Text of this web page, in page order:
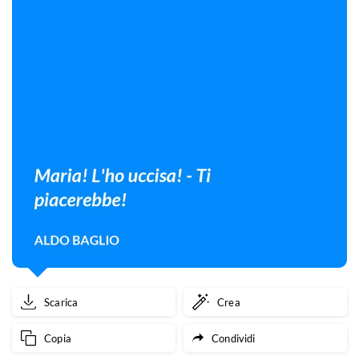
Scarica Crea
Copia Condividi